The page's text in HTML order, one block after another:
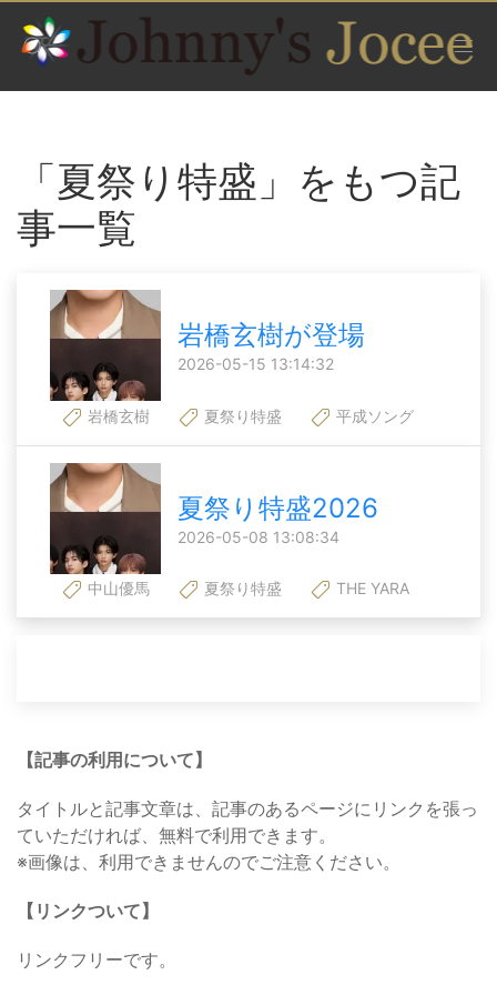
「夏祭り特盛」をもつ記
事一覧
岩橋玄樹が登場
2026-05-15 13:14:32
岩橋玄樹 夏祭り特盛 平成ソング
夏祭り特盛2026
2026-05-08 13:08:34
中山優馬 夏祭り特盛 THE YARA
【記事の利用について】
タイトルと記事文章は、記事のあるページにリンクを張っ
ていただければ、無料で利用できます。
※画像は、利用できませんのでご注意ください。
【リンクついて】
リンクフリーです。